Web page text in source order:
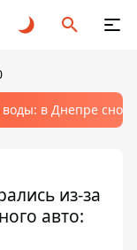
воды: в Днепре
из-за
авто: